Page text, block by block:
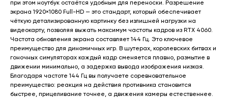
при этом ноутбук остаётся удобным для переноски. Разрешение
экрана 1920×1080 Full-HD — это стандарт, который обеспечивает
чёткую детализированную картинку без излишней нагрузки на
видеокарту, позволяя выжать максимум частоты кадров из RTX 4060.
Частота обновления экрана составляет 144 Гц. Это ключевое
преимущество для динамичных игр. В шутерах, королевских битвах и
гоночных симуляторах каждый кадр сменяется плавно, размытие в
движении минимально, а задержка вывода изображения низкая.
Благодаря частоте 144 Гц вы получаете соревновательное
преимущество: реакция на действия противника становится
быстрее, прицеливание точнее, а движения камеры естественнее.